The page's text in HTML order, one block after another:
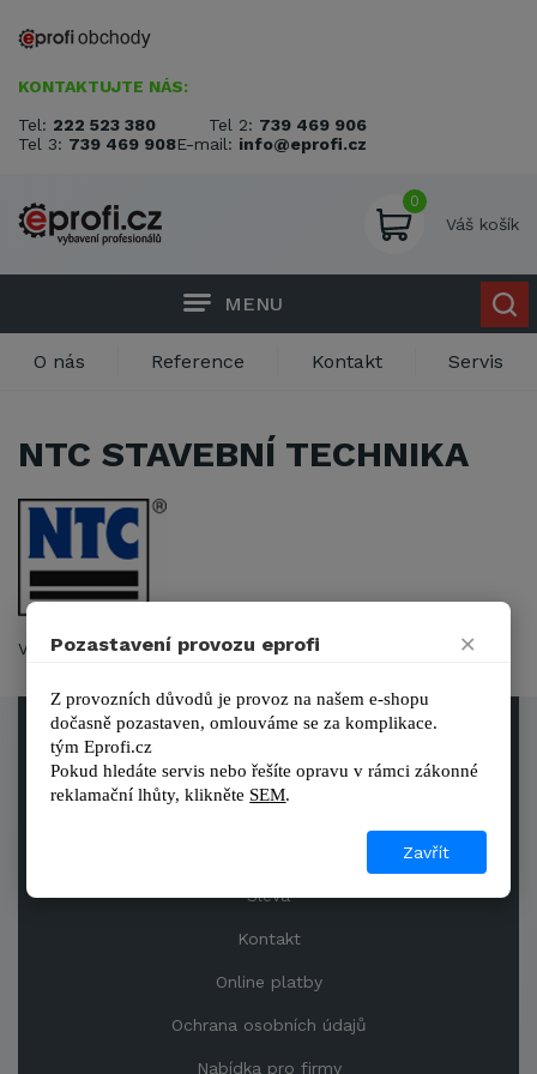
KONTAKTUJTE NÁS:
Tel: 222 523 380 Tel 2: 739 469 906
Tel 3: 739 469 908E-mail: info@eprofi.cz
0
Váš košík
MENU
O nás Reference Kontakt Servis
NTC STAVEBNÍ TECHNIKA
Výrobky nejvyšší řady pro velké stavby výrobce NTC
Obchodní podmínky
Reference
Sleva
Kontakt
Online platby
Ochrana osobních údajů
Nabídka pro firmy
Pozastavení provozu eprofi ×
Z provozních důvodů je provoz na našem e-shopu
dočasně pozastaven, omlouváme se za komplikace.
tým Eprofi.cz
Pokud hledáte servis nebo řešíte opravu v rámci zákonné
reklamační lhůty, klikněte SEM.
Zavřít